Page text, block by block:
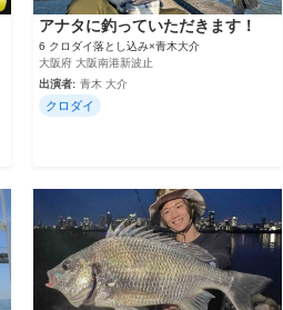
アナタに釣っていただきます！
6 クロダイ落とし込み×青木大介
大阪府 大阪南港新波止
出演者: 青木 大介
クロダイ